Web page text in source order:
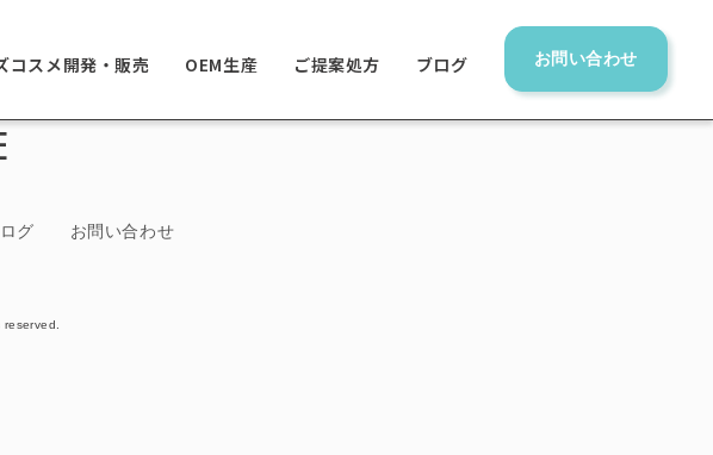
コスメ開発・販売 OEM生産 ご提案処方 ブログ お問い合わせ
グ お問い合わせ